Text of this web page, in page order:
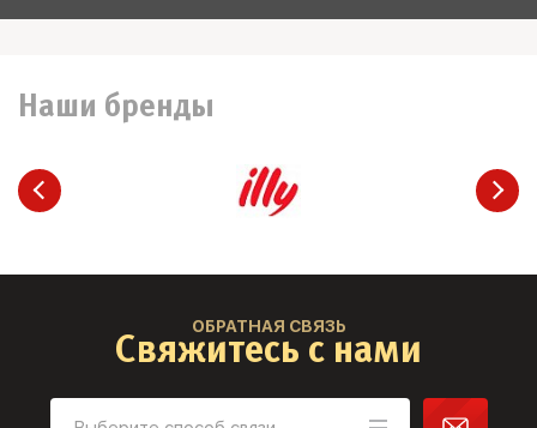
Наши бренды
ОБРАТНАЯ СВЯЗЬ
Свяжитесь с нами